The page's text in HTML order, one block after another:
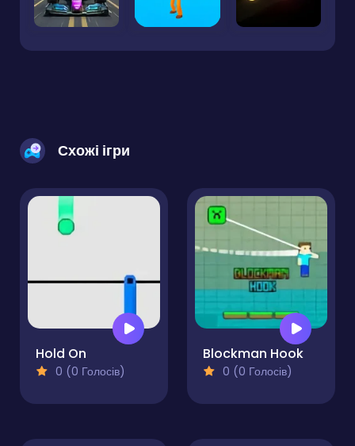
Схожі ігри
Hold On
0 (0 Голосів)
Blockman Hook
0 (0 Голосів)